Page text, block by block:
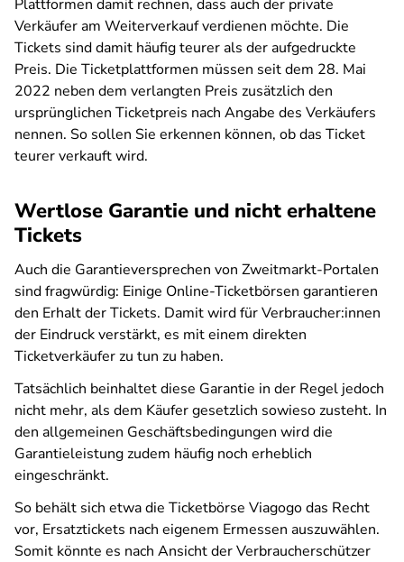
Plattformen damit rechnen, dass auch der private
Verkäufer am Weiterverkauf verdienen möchte. Die
Tickets sind damit häufig teurer als der aufgedruckte
Preis. Die Ticketplattformen müssen seit dem 28. Mai
2022 neben dem verlangten Preis zusätzlich den
ursprünglichen Ticketpreis nach Angabe des Verkäufers
nennen. So sollen Sie erkennen können, ob das Ticket
teurer verkauft wird.
Wertlose Garantie und nicht erhaltene
Tickets
Auch die Garantieversprechen von Zweitmarkt-Portalen
sind fragwürdig: Einige Online-Ticketbörsen garantieren
den Erhalt der Tickets. Damit wird für Verbraucher:innen
der Eindruck verstärkt, es mit einem direkten
Ticketverkäufer zu tun zu haben.
Tatsächlich beinhaltet diese Garantie in der Regel jedoch
nicht mehr, als dem Käufer gesetzlich sowieso zusteht. In
den allgemeinen Geschäftsbedingungen wird die
Garantieleistung zudem häufig noch erheblich
eingeschränkt.
So behält sich etwa die Ticketbörse Viagogo das Recht
vor, Ersatztickets nach eigenem Ermessen auszuwählen.
Somit könnte es nach Ansicht der Verbraucherschützer